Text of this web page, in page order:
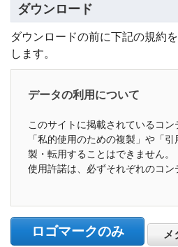
ダウンロード
ダウンロードの前に下記の規約
します。
データの利用について
このサイトに掲載されているコ
「私的使用のための複製」や「
製・転用することはできません。
使用許諾は、必ずそれぞれのコン
ロゴマークのみ メ